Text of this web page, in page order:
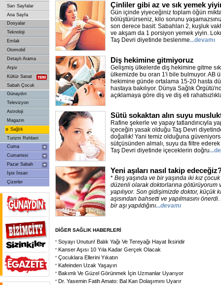
Sarı Sayfalar
Ana Sayfa
Dosyalar
Teknoloji
Emlak
Otomobil
Detaylı Arama
Arşiv
Kültür Sanat
Sabah Çocuk
Günaydın
Televizyon
Astroloji
Magazin
» Sağlık
Turizm Rehberi
Cuma
Cumartesi
Pazar Sabah
İşte İnsan
Çizerler
Çinliler gibi az ve sık yemek
Gün içinde yiyeceğiniz toplam öğün
bölüştürürseniz, kilo sorunu
son derece basit: Sabahları 2, kuşluk
ve akşam da 1 porsiyon yemek yiyin.
Taş Devri diyetinde beslenme...devamı
Diş hekimine gitmiyoruz
Gelişmiş ülkelerde diş hekimine gitme
ülkemizde bu oran 1'i bile bulmuyor. AB
hekimine günde ortalama 15-20 hasta
hastaya bakılıyor. Dünya Sağlık
açıklamaya göre diş ve diş eti
Sütü sokaktan alın suyu
Rafine şekerle ve yapay tatlandırıcıyla
içeceğin yasak olduğu Taş Devri
doğallık! Yani temiz olduğuna
sütçüsünden almalı, suyu da filtre
Taş Devri diyetinde içeceklerin doğru
Yeni aşıları nasıl takip
* Beş yaşında ve bir yaşında iki kız
düzenli olarak doktorlarına götürüyorum
yapılıyor. Son gidişimizde doktor, küçük
aşısından bahsetti ve yapılmasını
bir aşı yapıldığını...devamı
DİĞER SAĞLIK HABERLERİ
Soyayı Unutun! Balık Yağı Ve Tereyağı Hayat İksiridir
Kanser Aşısı 10 Yıla Kadar Gerçek Olacak
Çocuklara Ellerini Yıkatın
Kafeinden Uzak Yaşayın
Bakımlı Ve Güzel Görünmek İçin Uzmanlar Uyarıyor
Dr. Yasemin Fatih Amato: Bal Kan Dolaşımını Uyarır